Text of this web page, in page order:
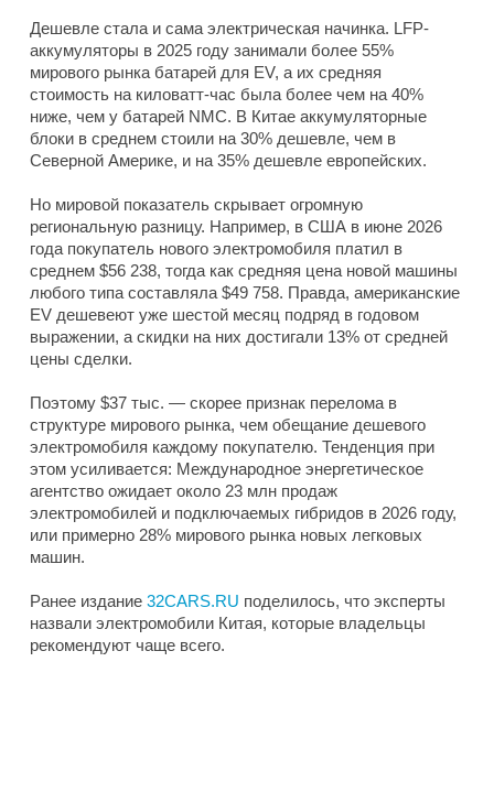
Дешевле стала и сама электрическая начинка. LFP-
аккумуляторы в 2025 году занимали более 55%
мирового рынка батарей для EV, а их средняя
стоимость на киловатт-час была более чем на 40%
ниже, чем у батарей NMC. В Китае аккумуляторные
блоки в среднем стоили на 30% дешевле, чем в
Северной Америке, и на 35% дешевле европейских.
Но мировой показатель скрывает огромную
региональную разницу. Например, в США в июне 2026
года покупатель нового электромобиля платил в
среднем $56 238, тогда как средняя цена новой машины
любого типа составляла $49 758. Правда, американские
EV дешевеют уже шестой месяц подряд в годовом
выражении, а скидки на них достигали 13% от средней
цены сделки.
Поэтому $37 тыс. — скорее признак перелома в
структуре мирового рынка, чем обещание дешевого
электромобиля каждому покупателю. Тенденция при
этом усиливается: Международное энергетическое
агентство ожидает около 23 млн продаж
электромобилей и подключаемых гибридов в 2026 году,
или примерно 28% мирового рынка новых легковых
машин.
Ранее издание 32CARS.RU поделилось, что эксперты
назвали электромобили Китая, которые владельцы
рекомендуют чаще всего.